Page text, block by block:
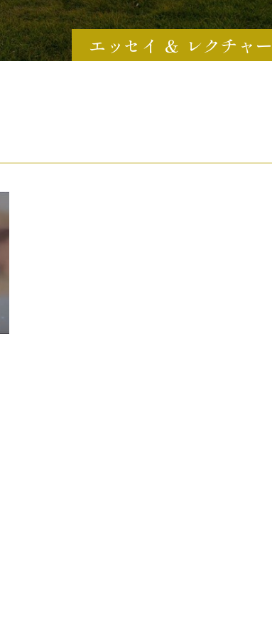
エッセイ ＆ レクチャー